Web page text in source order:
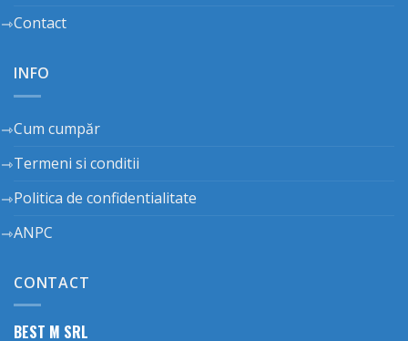
Contact
INFO
Cum cumpăr
Termeni si conditii
Politica de confidentialitate
ANPC
CONTACT
BEST M SRL